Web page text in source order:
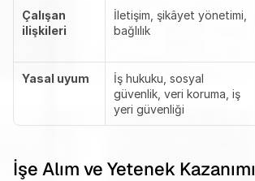
Çalışan
ilişkileri
İletişim, şikâyet yönetimi,
bağlılık
Yasal uyum
İş hukuku, sosyal
güvenlik, veri koruma, iş
yeri güvenliği
İşe Alım ve Yetenek Kazanımı